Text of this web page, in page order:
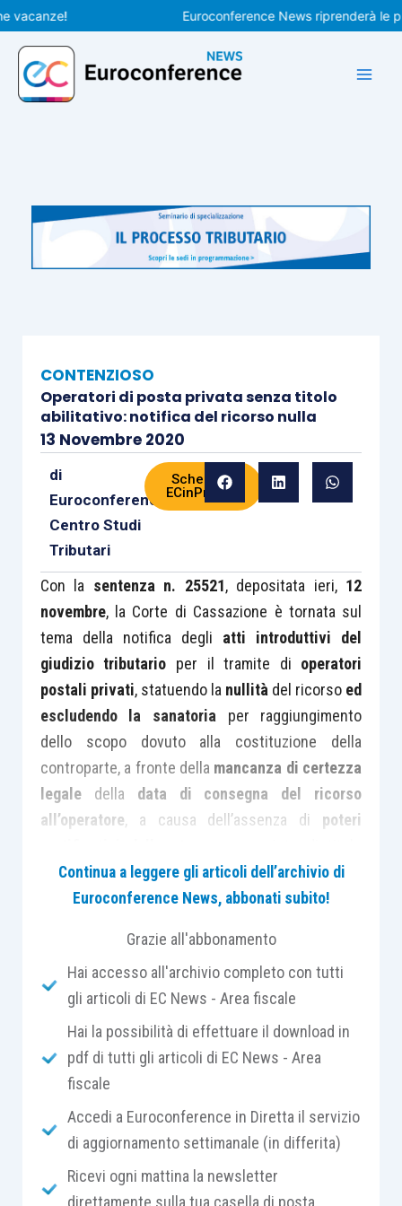
Vai
al
contenuto
Euroconference News riprenderà le
CONTENZIOSO
Operatori di posta privata senza titolo
abilitativo: notifica del ricorso nulla
13 Novembre 2020
di
Euroconference
Centro Studi
Tributari
Scheda di
ECinPratica
Con la sentenza n. 25521, depositata ieri, 12
novembre, la Corte di Cassazione è tornata sul
tema della notifica degli atti introduttivi del
giudizio tributario per il tramite di operatori
postali privati, statuendo la nullità del ricorso ed
escludendo la sanatoria per raggiungimento
dello scopo dovuto alla costituzione della
controparte, a fronte della mancanza di certezza
legaledella data di consegna del ricorso
all’operatore, a causa dell’assenza di poteri
abilitativo.
tuttavia, dichiaravainammissibile il ricorso
introduttivo, in quantotardivo.
La CTR confermava la pronuncia, rilevando che il
ricorso era stato
posta privata, in data 03.10.2012 ( data di
scadenza dei termini per impugnare la cartella),
entrate il 05.10.2012
Continua a leggere gli articoli dell’archivio di
Euroconference News, abbonati subito!
Grazie all'abbonamento
Hai accesso all'archivio completo con tutti
gli articoli di EC News - Area fiscale
Hai la possibilità di effettuare il download in
pdf di tutti gli articoli di EC News - Area
fiscale
Accedi a Euroconference in Diretta il servizio
di aggiornamento settimanale (in differita)
Ricevi ogni mattina la newsletter
direttamente sulla tua casella di posta